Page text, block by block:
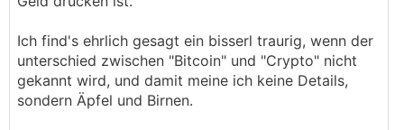
Ich find's ehrlich gesagt ein bisserl traurig, wenn der
unterschied zwischen "Bitcoin" und "Crypto" nicht
gekannt wird, und damit meine ich keine Details,
sondern Äpfel und Birnen.